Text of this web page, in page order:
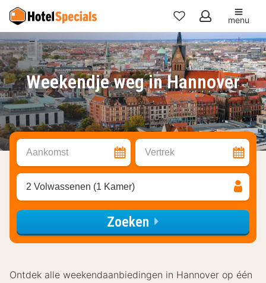
Mijn
favorieten
menu
Weekendje weg in Hannover
Aankomst Vertrek
2 Volwassenen (1 Kamer)
Zoeken
Ontdek alle weekendaanbiedingen in Hannover op één